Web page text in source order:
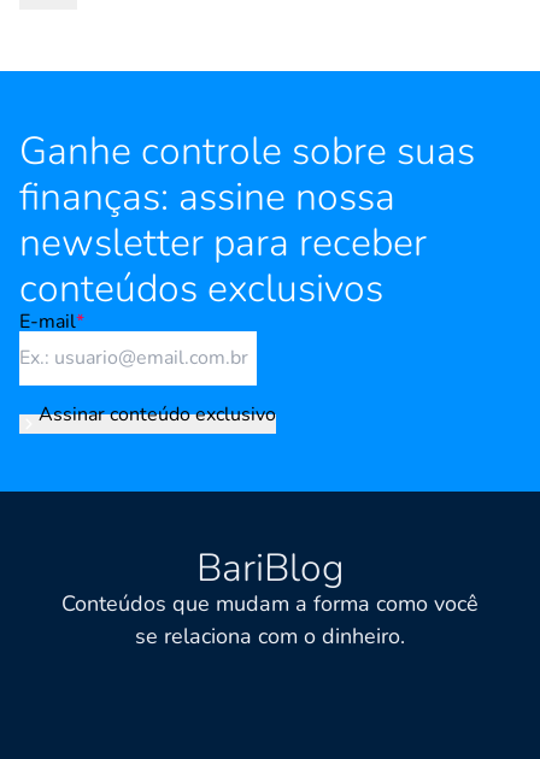
Ganhe controle sobre suas
finanças: assine nossa
newsletter para receber
conteúdos exclusivos
E-mail*
Assinar conteúdo exclusivo
BariBlog
Conteúdos que mudam a forma como você
se relaciona com o dinheiro.